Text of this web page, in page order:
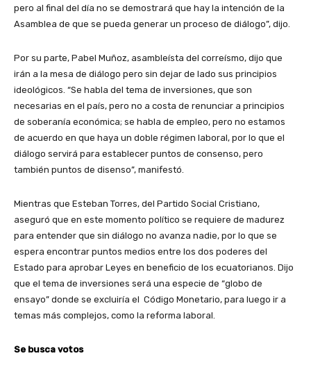
pero al final del día no se demostrará que hay la intención de la
Asamblea de que se pueda generar un proceso de diálogo”, dijo.
Por su parte, Pabel Muñoz, asambleísta del correísmo, dijo que
irán a la mesa de diálogo pero sin dejar de lado sus principios
ideológicos. “Se habla del tema de inversiones, que son
necesarias en el país, pero no a costa de renunciar a principios
de soberanía económica; se habla de empleo, pero no estamos
de acuerdo en que haya un doble régimen laboral, por lo que el
diálogo servirá para establecer puntos de consenso, pero
también puntos de disenso”, manifestó.
Mientras que Esteban Torres, del Partido Social Cristiano,
aseguró que en este momento político se requiere de madurez
para entender que sin diálogo no avanza nadie, por lo que se
espera encontrar puntos medios entre los dos poderes del
Estado para aprobar Leyes en beneficio de los ecuatorianos. Dijo
que el tema de inversiones será una especie de “globo de
ensayo” donde se excluiría el Código Monetario, para luego ir a
temas más complejos, como la reforma laboral.
Se busca votos